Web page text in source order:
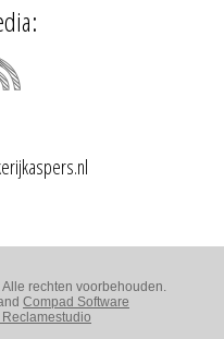
rechten voorbehouden.
Compad Software